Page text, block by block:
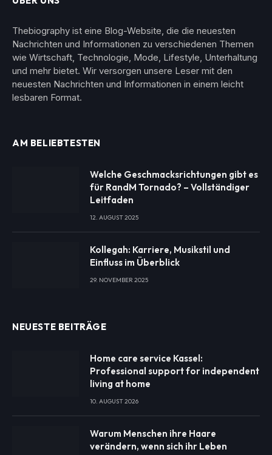
Thebiography ist eine Blog-Website, die die neuesten
Nachrichten und Informationen zu verschiedenen Themen
wie Wirtschaft, Technologie, Mode, Lifestyle, Unterhaltung
und mehr bietet. Wir versorgen unsere Leser mit den
neuesten Nachrichten und Informationen in einem leicht
lesbaren Format.
AM BELIEBTESTEN
Welche Geschmacksrichtungen gibt es
für RandM Tornado? – Vollständiger
Leitfaden
12. AUGUST 2025
Kollegah: Karriere, Musikstil und
Einfluss im Überblick
29. NOVEMBER 2025
NEUESTE BEITRÄGE
Home care service Kassel:
Professional support for independent
living at home
10. AUGUST 2026
Warum Menschen ihre Haare
verändern, wenn sich ihr Leben